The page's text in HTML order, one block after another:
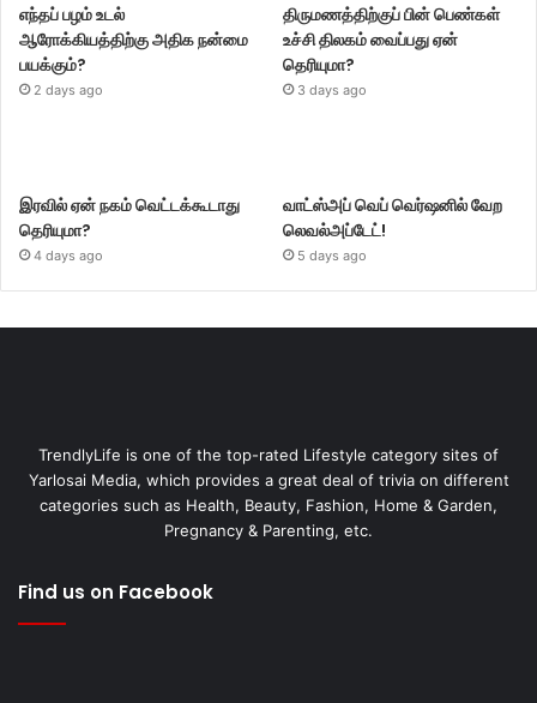
எந்தப் பழம் உடல்
ஆரோக்கியத்திற்கு அதிக நன்மை
பயக்கும்?
2 days ago
திருமணத்திற்குப் பின் பெண்கள்
உச்சி திலகம் வைப்பது ஏன்
தெரியுமா?
3 days ago
இரவில் ஏன் நகம் வெட்டக்கூடாது
தெரியுமா?
4 days ago
வாட்ஸ்அப் வெப் வெர்ஷனில் வேற
லெவல்அப்டேட்!
5 days ago
TrendlyLife is one of the top-rated Lifestyle category sites of
Yarlosai Media, which provides a great deal of trivia on different
categories such as Health, Beauty, Fashion, Home & Garden,
Pregnancy & Parenting, etc.
Find us on Facebook